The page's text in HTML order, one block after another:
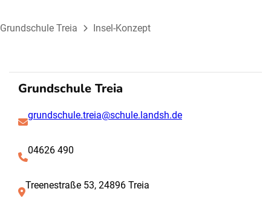
Grundschule Treia Insel-Konzept
Grundschule Treia
grundschule.treia@schule.landsh.de
04626 490
Treenestraße 53, 24896 Treia